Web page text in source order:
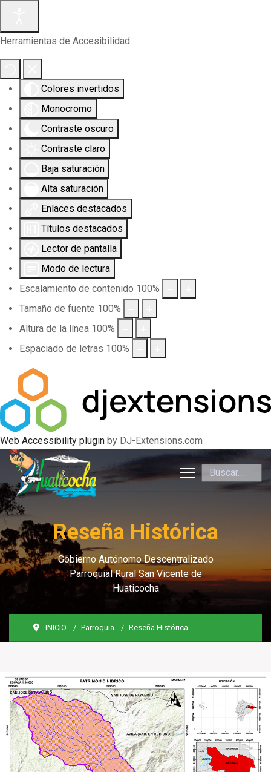
Herramientas de Accesibilidad
Colores invertidos
Monocromo
Contraste oscuro
Contraste claro
Baja saturación
Alta saturación
Enlaces destacados
Títulos destacados
Lector de pantalla
Modo de lectura
Escalamiento de contenido 100%
Tamaño de fuente 100%
Altura de la línea 100%
Espaciado de letras 100%
Web Accessibility plugin by DJ-Extensions.com
Buscar
Reseña Histórica
Gobierno Autónomo Descentralizado
Parroquial Rural San Vicente de
Huaticocha
INICIO Parroquia Reseña Histórica